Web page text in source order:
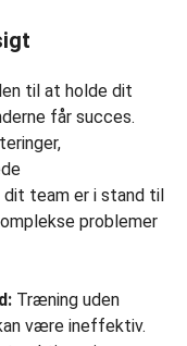
til at holde dit
får succes.
dit team er i stand til
problemer
Træning uden
være ineffektiv.